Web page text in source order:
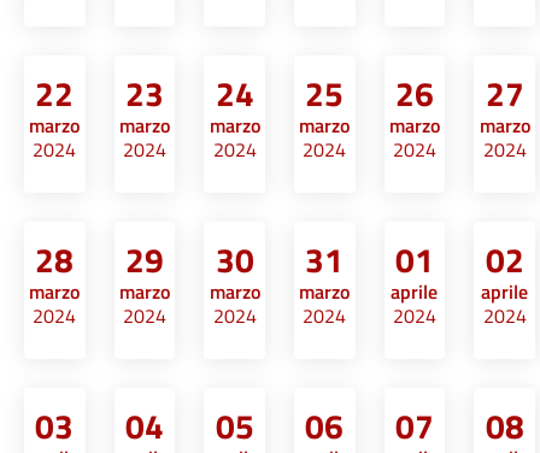
22
marzo
2024
23
marzo
2024
24
marzo
2024
25
marzo
2024
26
marzo
2024
27
marzo
2024
28
marzo
2024
29
marzo
2024
30
marzo
2024
31
marzo
2024
01
aprile
2024
02
aprile
2024
03 04 05 06 07 08